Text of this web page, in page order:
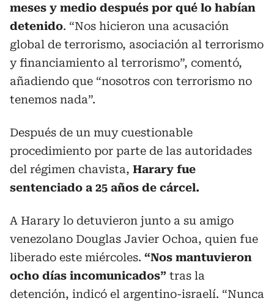
meses y medio después por qué lo habían
detenido. “Nos hicieron una acusación
global de terrorismo, asociación al terrorismo
y financiamiento al terrorismo”, comentó,
añadiendo que “nosotros con terrorismo no
tenemos nada”.
Después de un muy cuestionable
procedimiento por parte de las autoridades
del régimen chavista, Harary fue
sentenciado a 25 años de cárcel.
A Harary lo detuvieron junto a su amigo
venezolano Douglas Javier Ochoa, quien fue
liberado este miércoles. “Nos mantuvieron
ocho días incomunicados” tras la
detención, indicó el argentino-israelí. “Nunca